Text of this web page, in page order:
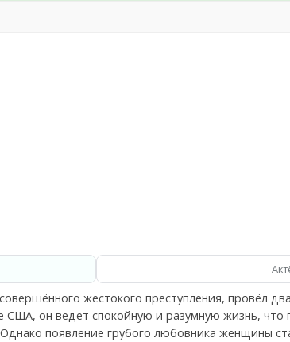
жестокого преступления, провёл
он ведет спокойную и разумную жизнь, что
появление грубого любовника женщины